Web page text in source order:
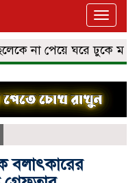
Toggle
না পেয়ে ঘরে ঢুকে মাকে
বলাৎকারের